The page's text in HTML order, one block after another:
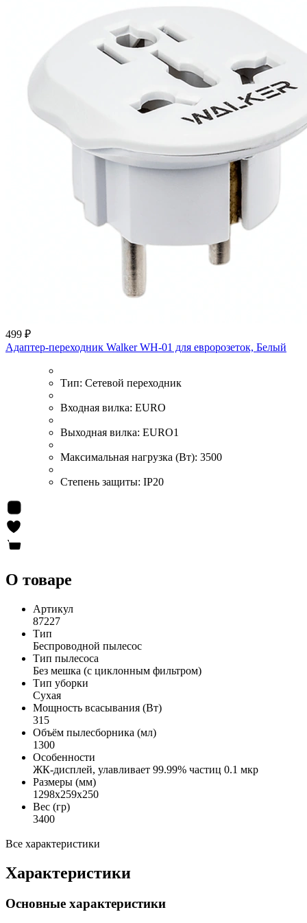
499 ₽
Адаптер-переходник Walker WH-01 для евророзеток, Белый
Тип: Сетевой переходник
Входная вилка: EURO
Выходная вилка: EURO1
Максимальная нагрузка (Вт): 3500
Степень защиты: IP20
О товаре
Артикул
87227
Тип
Беспроводной пылесос
Тип пылесоса
Без мешка (с циклонным фильтром)
Тип уборки
Сухая
Мощность всасывания (Вт)
315
Объём пылесборника (мл)
1300
Особенности
ЖК-дисплей, улавливает 99.99% частиц 0.1 мкр
Размеры (мм)
1298x259x250
Вес (гр)
3400
Все характеристики
Характеристики
Основные характеристики